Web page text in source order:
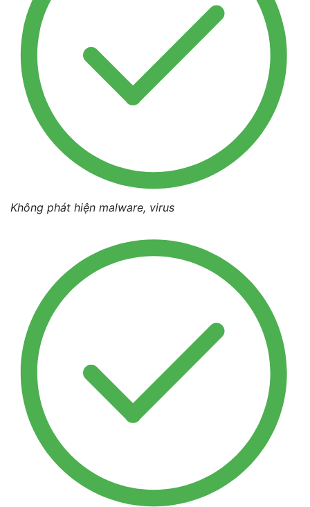
Không phát hiện malware, virus